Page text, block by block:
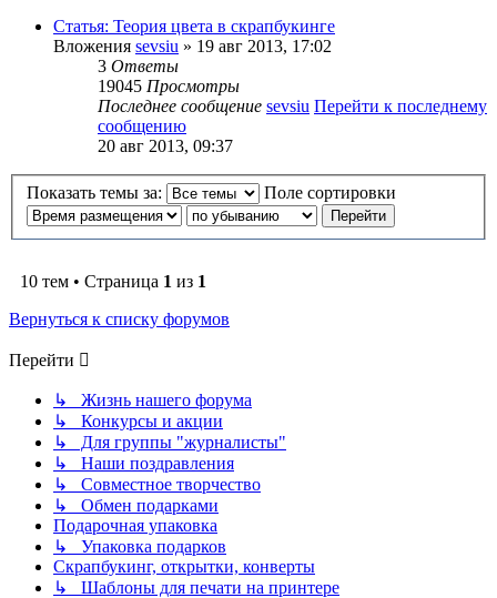
Статья: Теория цвета в скрапбукинге
Вложения sevsiu » 19 авг 2013, 17:02
3 Ответы
19045 Просмотры
Последнее сообщение sevsiu Перейти к последнему
сообщению
20 авг 2013, 09:37
Показать темы за: Поле сортировки
10 тем • Страница 1 из 1
Вернуться к списку форумов
Перейти
↳ Жизнь нашего форума
↳ Конкурсы и акции
↳ Для группы "журналисты"
↳ Наши поздравления
↳ Совместное творчество
↳ Обмен подарками
Подарочная упаковка
↳ Упаковка подарков
Скрапбукинг, открытки, конверты
↳ Шаблоны для печати на принтере